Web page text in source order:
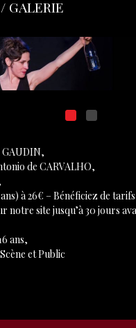
GALERIE
de CARVALHO,
à 26€ – Bénéficiez de
notre site jusqu’à 30 jours
ans,
et Public